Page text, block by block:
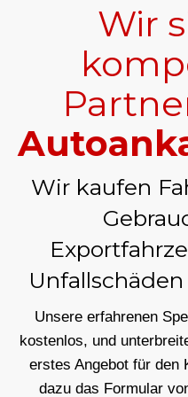
Wir
Wir kaufen
Unsere erfahrenen
kostenlos, und
erstes Angebot für den
dazu das Formular